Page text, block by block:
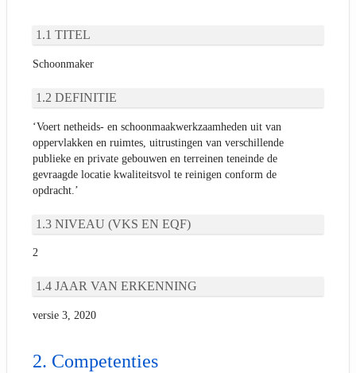
TITEL
Schoonmaker
DEFINITIE
‘Voert netheids- en schoonmaakwerkzaamheden uit van
oppervlakken en ruimtes, uitrustingen van verschillende
publieke en private gebouwen en terreinen teneinde de
gevraagde locatie kwaliteitsvol te reinigen conform de
opdracht.’
NIVEAU (VKS EN EQF)
2
JAAR VAN ERKENNING
versie 3, 2020
Competenties